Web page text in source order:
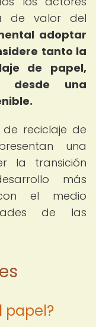
de valor del
adoptar
tanto la
de papel,
desde una
reciclaje de
una
la transición
más
el medio
de las
papel?